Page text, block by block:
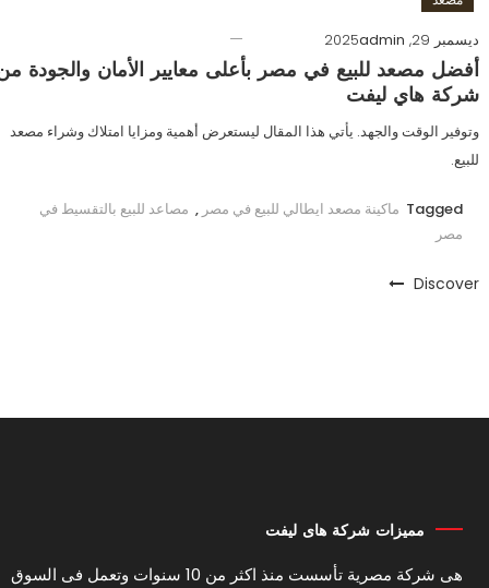
ديسمبر 29, 2025
admin
أفضل مصعد للبيع في مصر بأعلى معايير الأمان والجودة
شركة هاي ليفت
وتوفير الوقت والجهد. يأتي هذا المقال ليستعرض أهمية ومزايا امتلاك وشراء مصعد
للبيع.
Tagged ماكينة مصعد ايطالي للبيع في مصر , مصاعد للبيع بالتقسيط في
مصر
Discover
مميزات شركة هاى ليفت
هى شركة مصرية تأسست منذ اكثر من 10 سنوات وتعمل فى السوق